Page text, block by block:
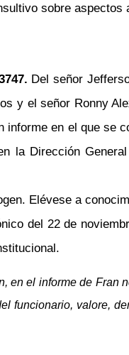
sobre
Del señor
y el señor Ronny
informe en el que se
laDirección
Elévese a
del 22 de
en el informe de Fran
valore,